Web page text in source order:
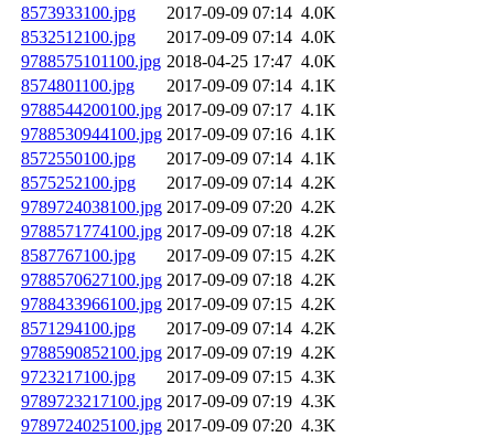
8573933100.jpg
2017-09-09 07:14 4.0K
8532512100.jpg
2017-09-09 07:14 4.0K
9788575101100.jpg 2018-04-25 17:47 4.0K
8574801100.jpg
2017-09-09 07:14 4.1K
9788544200100.jpg 2017-09-09 07:17 4.1K
9788530944100.jpg 2017-09-09 07:16 4.1K
8572550100.jpg
2017-09-09 07:14 4.1K
8575252100.jpg
2017-09-09 07:14 4.2K
9789724038100.jpg 2017-09-09 07:20 4.2K
9788571774100.jpg 2017-09-09 07:18 4.2K
8587767100.jpg
2017-09-09 07:15 4.2K
9788570627100.jpg 2017-09-09 07:18 4.2K
9788433966100.jpg 2017-09-09 07:15 4.2K
8571294100.jpg
2017-09-09 07:14 4.2K
9788590852100.jpg 2017-09-09 07:19 4.2K
9723217100.jpg
2017-09-09 07:15 4.3K
9789723217100.jpg 2017-09-09 07:19 4.3K
9789724025100.jpg 2017-09-09 07:20 4.3K